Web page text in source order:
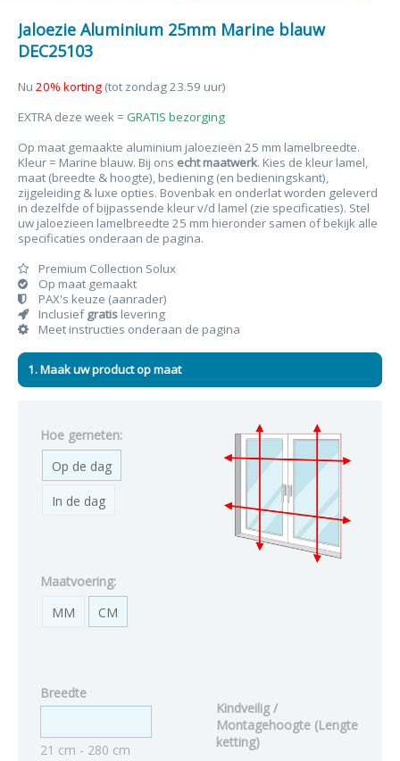
Jaloezie Aluminium 25mm Marine blauw
DEC25103
Nu 20% korting (tot zondag 23.59 uur)
EXTRA deze week = GRATIS bezorging
Op maat gemaakte aluminium jaloezieën 25 mm lamelbreedte.
Kleur = Marine blauw. Bij ons echt maatwerk. Kies de kleur lamel,
maat (breedte & hoogte), bediening (en bedieningskant),
zijgeleiding & luxe opties. Bovenbak en onderlat worden geleverd
in dezelfde of bijpassende kleur v/d lamel (zie specificaties). Stel
uw jaloezieen lamelbreedte 25 mm hieronder samen of bekijk alle
specificaties onderaan de pagina.
Premium Collection Solux
Op maat gemaakt
PAX's keuze (aanrader)
Inclusiefgratis levering
Meet instructies onderaan de pagina
1. Maak uw product op maat
Hoe gemeten:
Op de dag
In de dag
Maatvoering:
MM
CM
Breedte
21 cm - 280 cm
Kindveilig /
Montagehoogte (Lengte
ketting)